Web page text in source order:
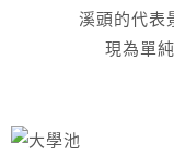
溪頭的代表
現為單